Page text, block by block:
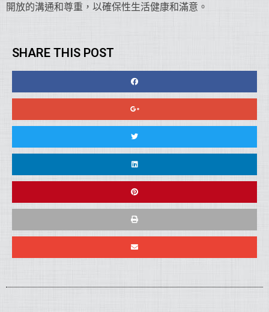
開放的溝通和尊重，以確保性生活健康和滿意。
SHARE THIS POST